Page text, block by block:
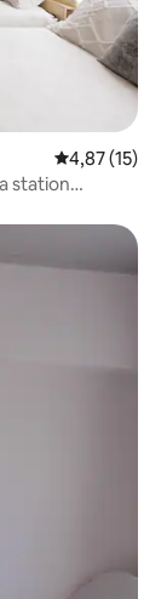
Évaluation
4,87 (15)
station